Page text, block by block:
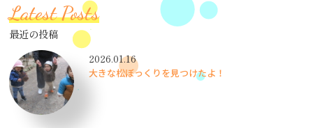
Latest Posts
最近の投稿
2026.01.16
大きな松ぼっくりを見つけたよ！